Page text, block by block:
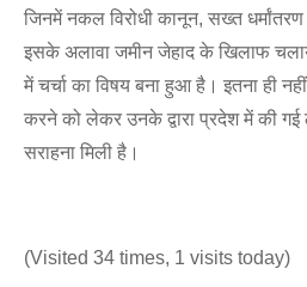
जिनमें नकल विरोधी कानून, सख्त
इसके अलावा जमीन जेहाद के खिलाफ
में चर्चा का विषय बना हुआ है। इतना ही
करने को लेकर उनके द्वारा प्रदेश में की
सराहना मिली है।
(Visited 34 times, 1 visits today)